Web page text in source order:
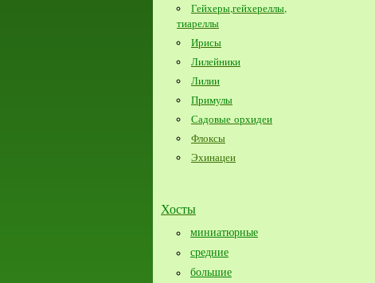
Гейхеры,гейхереллы,
тиареллы
Ирисы
Лилейники
Лилии
Примулы
Садовые орхидеи
Флоксы
Эхинацеи
Хосты
миниатюрные
средние
большие​